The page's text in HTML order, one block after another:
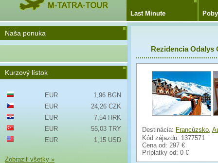
Last Minute
Rezidencia Odalys
Destinácia: Francúzsko,
Kód zájazdu: 1377571
Cena od: 297 €
Príplatky od: 0 €
Naša ponuka
Kurzový lístok
EUR
1,96 BGN
EUR
24,26 CZK
EUR
7,54 HRK
EUR
55,03 TRY
EUR
1,15 USD
Zobraziť všetky »